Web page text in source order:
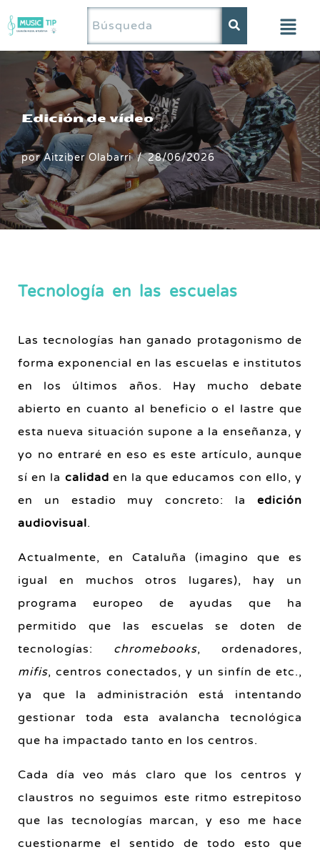
contenido
Edición de vídeo
porAitziber Olabarri 28/06/2026
Tecnología en las escuelas
Las tecnologías han ganado protagonismo de
forma exponencial en las escuelas e institutos
en los últimos años. Hay mucho debate
abierto en cuanto al beneficio o el lastre que
esta nueva situación supone a la enseñanza, y
yo no entraré en eso es este artículo, aunque
sí en la calidad en la que educamos con ello, y
en un estadio muy concreto: la edición
audiovisual.
Actualmente, en Cataluña (imagino que es
igual en muchos otros lugares), hay un
programa europeo de ayudas que ha
permitido que las escuelas se doten de
tecnologías: chromebooks, ordenadores,
mifis, centros conectados, y un sinfín de etc.,
ya que la administración está intentando
gestionar toda esta avalancha tecnológica
que ha impactado tanto en los centros.
Cada día veo más claro que los centros y
claustros no seguimos este ritmo estrepitoso
que las tecnologías marcan, y eso me hace
cuestionarme el sentido de todo esto que